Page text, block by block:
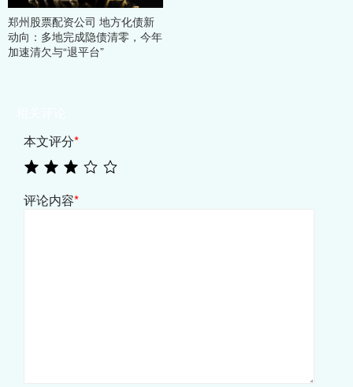
郑州股票配资公司 地方化债新
动向：多地完成隐债清零，今年
加速清欠与“退平台”
本文评分*
评论内容*